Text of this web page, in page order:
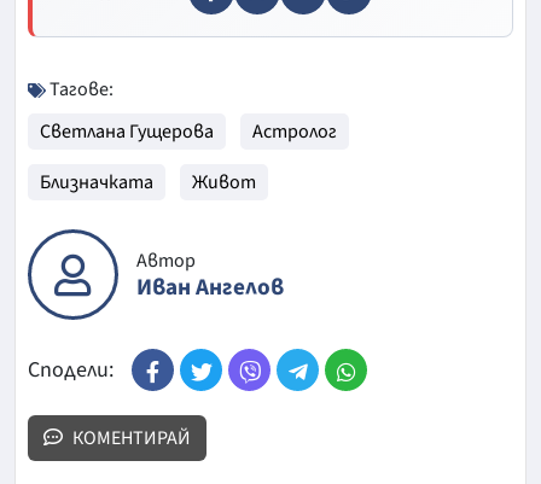
Тагове:
Светлана Гущерова
Астролог
Близначката
Живот
Автор
Иван Ангелов
Сподели:
КОМЕНТИРАЙ